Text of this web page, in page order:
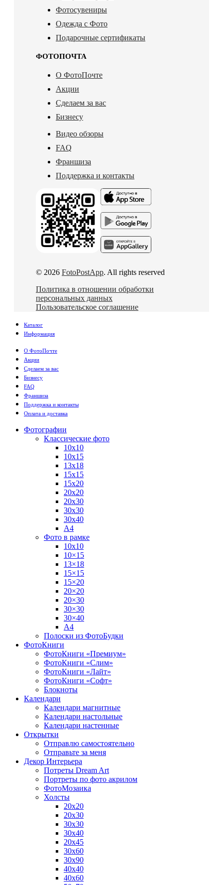
Фотосувениры
Одежда с Фото
Подарочные сертификаты
ФОТОПОЧТА
О ФотоПочте
Акции
Сделаем за вас
Бизнесу
Видео обзоры
FAQ
Франшиза
Поддержка и контакты
© 2026 FotoPostApp. All rights reserved
Политика в отношении обработки
персональных данных
Пользовательское соглашение
Каталог
Информация
О ФотоПочте
Акции
Сделаем за вас
Бизнесу
FAQ
Франшиза
Поддержка и контакты
Оплата и доставка
Фотографии
Классические фото
10х10
10х15
13х18
15х15
15х20
20х20
20х30
30х30
30х40
А4
Фото в рамке
10х10
10×15
13×18
15×15
15×20
20×20
20×30
30×30
30×40
A4
Полоски из ФотоБудки
ФотоКниги
ФотоКниги «Премиум»
ФотоКниги «Слим»
ФотоКниги «Лайт»
ФотоКниги «Софт»
Блокноты
Календари
Календари магнитные
Календари настольные
Календари настенные
Открытки
Отправлю самостоятельно
Отправьте за меня
Декор Интерьера
Потреты Dream Art
Портреты по фото акрилом
ФотоМозаика
Холсты
20х20
20х30
30х30
30х40
20х45
30х60
30х90
40х40
40х60